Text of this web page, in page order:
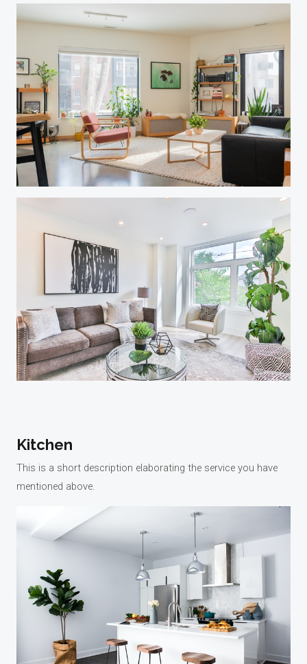
Kitchen
This is a short description elaborating the service you have
mentioned above.​